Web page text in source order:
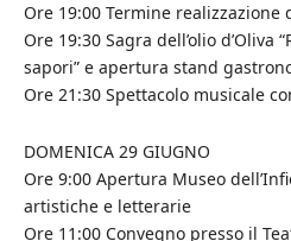
Ore 19:00 Termine
Ore 19:30 Sagra dell’olio d’Oliva
sapori” e apertura stand
Ore 21:30 Spettacolo musicale
DOMENICA 29 GIUGNO
Ore 9:00 Apertura Museo
artistiche e letterarie
Ore 11:00 Convegno presso il